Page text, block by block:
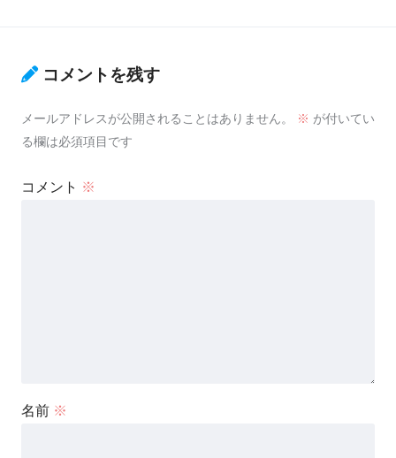
コメントを残す
メールアドレスが公開されることはありません。 ※ が付いてい
る欄は必須項目です
コメント ※
名前 ※